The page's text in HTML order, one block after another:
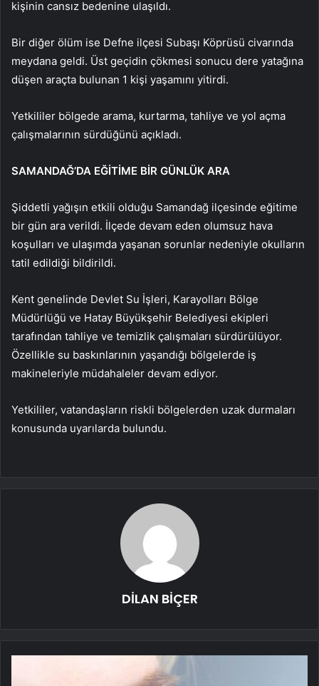
kişinin cansız bedenine ulaşıldı.
Bir diğer ölüm ise Defne ilçesi Subaşı Köprüsü civarında
meydana geldi. Üst geçidin çökmesi sonucu dere yatağına
düşen araçta bulunan 1 kişi yaşamını yitirdi.
Yetkililer bölgede arama, kurtarma, tahliye ve yol açma
çalışmalarının sürdüğünü açıkladı.
SAMANDAĞ’DA EĞİTİME BİR GÜNLÜK ARA
Şiddetli yağışın etkili olduğu Samandağ ilçesinde eğitime
bir gün ara verildi. İlçede devam eden olumsuz hava
koşulları ve ulaşımda yaşanan sorunlar nedeniyle okulların
tatil edildiği bildirildi.
Kent genelinde Devlet Su İşleri, Karayolları Bölge
Müdürlüğü ve Hatay Büyükşehir Belediyesi ekipleri
tarafından tahliye ve temizlik çalışmaları sürdürülüyor.
Özellikle su baskınlarının yaşandığı bölgelerde iş
makineleriyle müdahaleler devam ediyor.
Yetkililer, vatandaşların riskli bölgelerden uzak durmaları
konusunda uyarılarda bulundu.
DİLAN BİÇER